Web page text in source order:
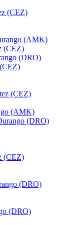
(CEZ)
(AMK)
(CEZ)
(DRO)
(CEZ)
(AMK)
(DRO)
(CEZ)
(DRO)
(DRO)